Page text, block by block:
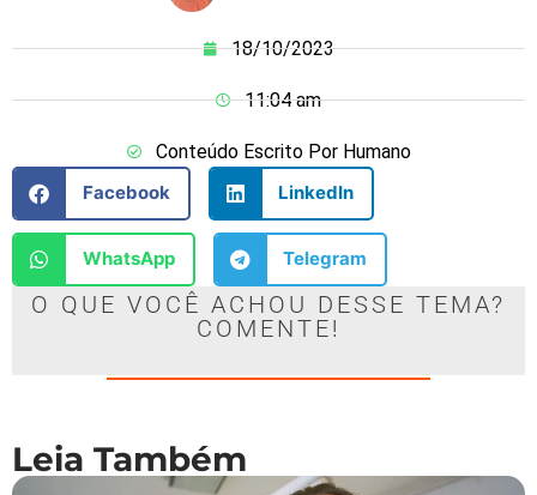
18/10/2023
11:04 am
Conteúdo Escrito Por Humano
Facebook
LinkedIn
WhatsApp Telegram
O QUE VOCÊ ACHOU DESSE TEMA?
COMENTE!
Leia Também